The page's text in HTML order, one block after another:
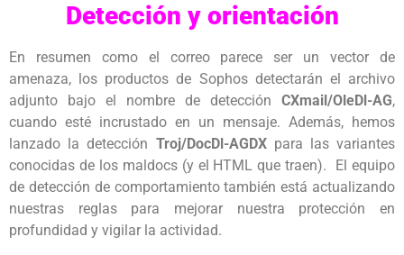
Detección y orientación
En resumen como el correo parece ser un vector de
amenaza, los productos de Sophos detectarán el archivo
adjunto bajo el nombre de detección CXmail/OleDl-AG,
cuando esté incrustado en un mensaje. Además, hemos
lanzado la detección Troj/DocDl-AGDXpara las variantes
conocidas de los maldocs (y el HTML que traen). El equipo
de detección de comportamiento también está actualizando
nuestras reglas para mejorar nuestra protección en
profundidad y vigilar la actividad.